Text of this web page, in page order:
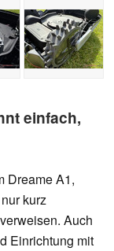
einfach,
Dreame A1,
kurz
verweisen. Auch
Einrichtung mit